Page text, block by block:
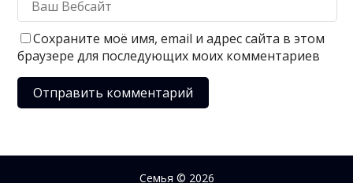
Сохраните моё имя, email и адрес сайта в этом
браузере для последующих моих комментариев
Семья © 2026